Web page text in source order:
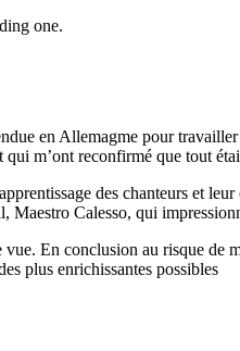
one.
en Allemagme pour
m’ont reconfirmé que tout
des chanteurs et
Maestro Calesso, qui
En conclusion au risque de
plus enrichissantes possibles